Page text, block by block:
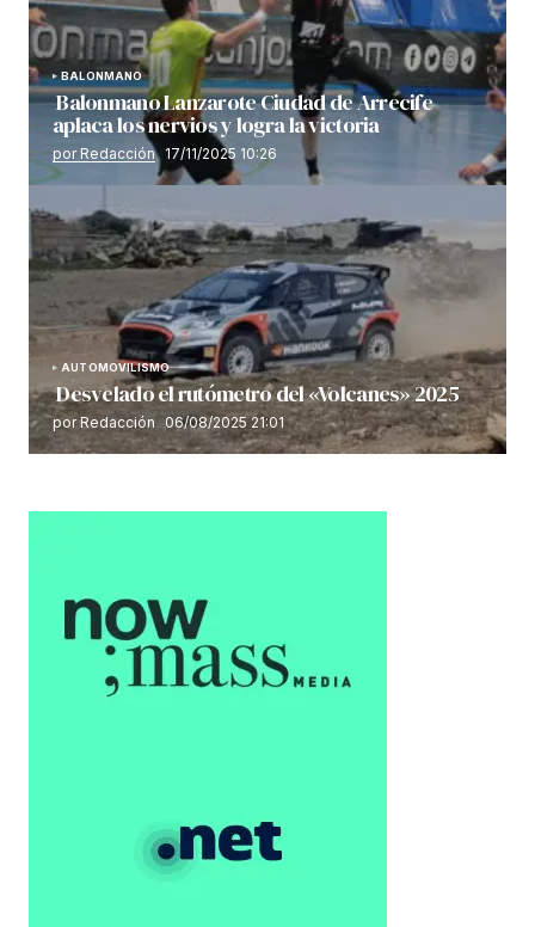
BALONMANO
Balonmano Lanzarote Ciudad de Arrecife
aplaca los nervios y logra la victoria
por Redacción 17/11/2025 10:26
AUTOMOVILISMO
Desvelado el rutómetro del «Volcanes» 2025
por Redacción 06/08/2025 21:01